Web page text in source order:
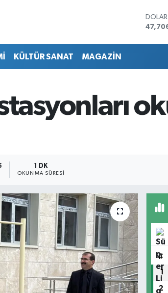
DOLAR
13.887
KÜLTÜR SANAT MAGAZİN
1 DK
OKUNMA SÜRESI
#
1
2